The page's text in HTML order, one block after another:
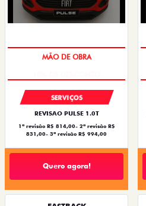
MÃO DE OBRA
SERVIÇOS
REVISAO PULSE 1.0T
1ª revisão R$ 814,00- 2ª revisão R$
831,00- 3ª revisão R$ 994,00
Quero agora!